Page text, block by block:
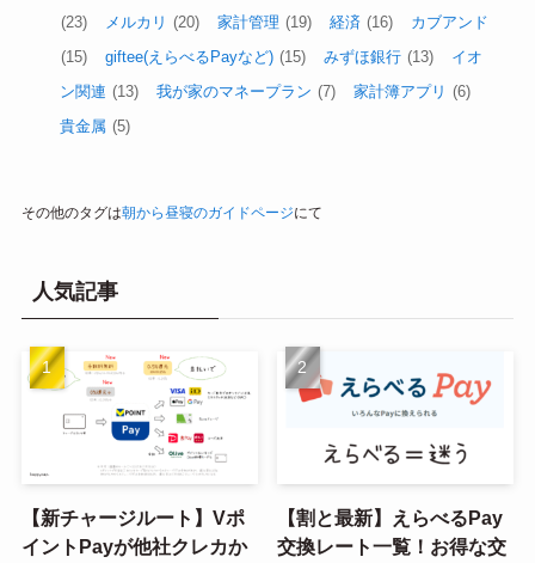
(23)
メルカリ (20) 家計管理 (19) 経済 (16)
カブアンド
(15)
giftee(えらべるPayなど) (15) みずほ銀行 (13)
イオ
ン関連 (13) 我が家のマネープラン (7) 家計簿アプリ (6)
貴金属 (5)
その他のタグは朝から昼寝のガイドページにて
人気記事
【新チャージルート】Vポ
イントPayが他社クレカか
【割と最新】えらべるPay
交換レート一覧！お得な交